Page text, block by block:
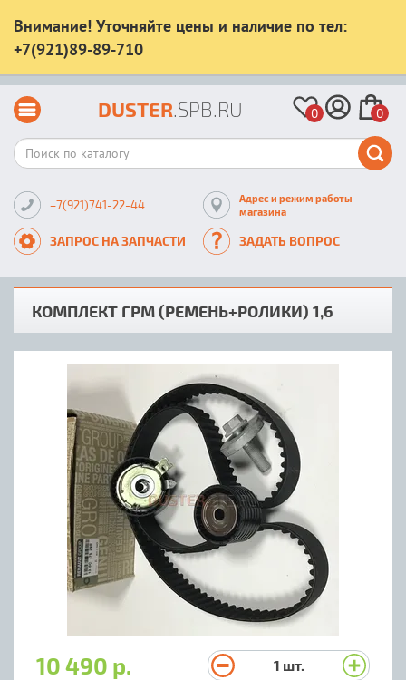
Внимание! Уточняйте цены и наличие по тел:
+7(921)89-89-710
DUSTER.SPB.RU 0 0
+7(921)741-22-44
Адрес и режим работы
магазина
ЗАПРОС НА ЗАПЧАСТИ ЗАДАТЬ ВОПРОС
КОМПЛЕКТ ГРМ (РЕМЕНЬ+РОЛИКИ) 1,6
10 490 р. 1 шт.